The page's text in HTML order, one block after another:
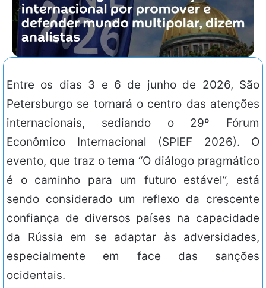
Entre os dias 3 e 6 de junho de 2026, São
Petersburgo se tornará o centro das atenções
internacionais, sediando o 29º Fórum
Econômico Internacional (SPIEF 2026). O
evento, que traz o tema “O diálogo pragmático
é o caminho para um futuro estável”, está
sendo considerado um reflexo da crescente
confiança de diversos países na capacidade
da Rússia em se adaptar às adversidades,
especialmente em face das sanções
ocidentais.